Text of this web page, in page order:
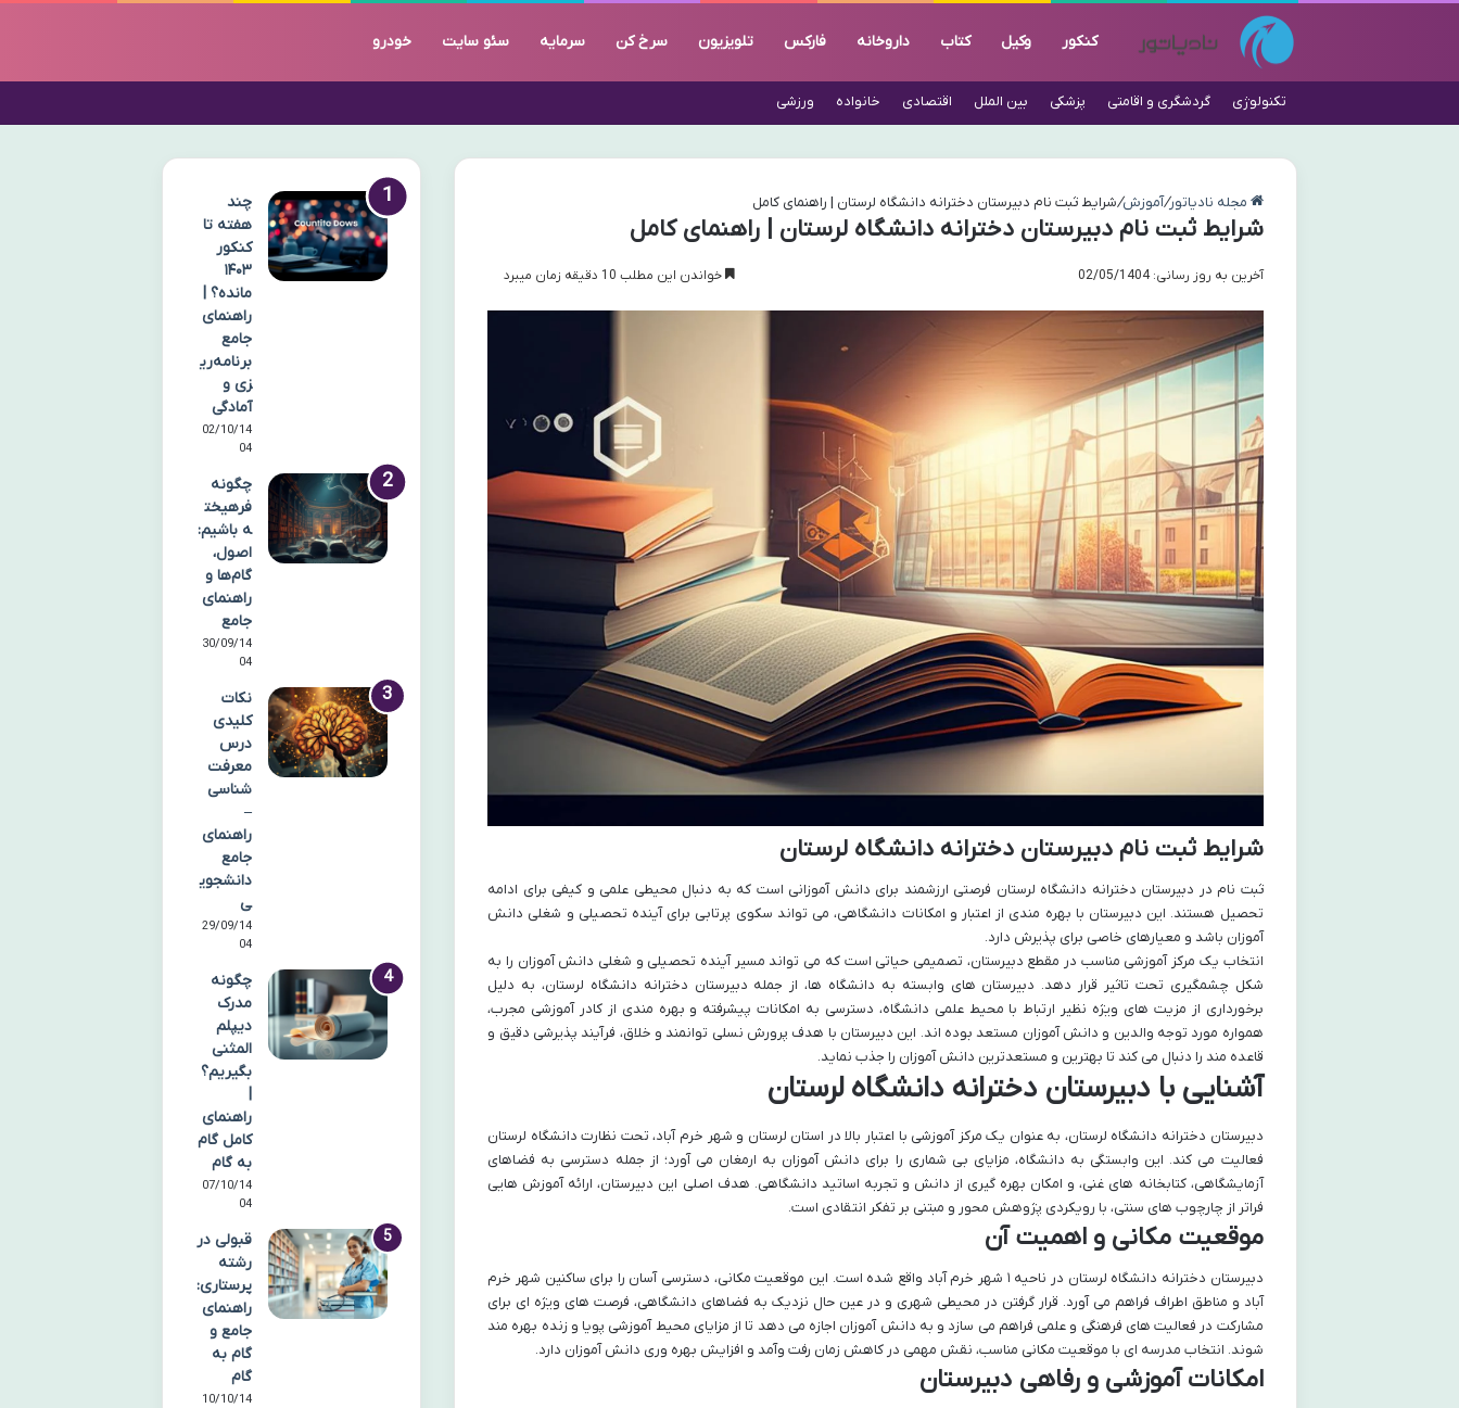
کنکور وکیل کتاب داروخانه فارکس تلویزیون سرخ کن سرمایه سئو سایت خودرو
تکنولوژی گردشگری و اقامتی پزشکی بین الملل اقتصادی خانواده ورزشی
مجله نادیاتور/آموزش/شرایط ثبت نام دبیرستان دخترانه دانشگاه لرستان | راهنمای کامل
شرایط ثبت نام دبیرستان دخترانه دانشگاه لرستان | راهنمای کامل
آخرین به روز رسانی: 02/05/1404 خواندن این مطلب 10 دقیقه زمان میبرد
شرایط ثبت نام دبیرستان دخترانه دانشگاه لرستان
ثبت نام در دبیرستان دخترانه دانشگاه لرستان فرصتی ارزشمند برای دانش آموزانی است که به دنبال محیطی علمی و کیفی برای ادامه
تحصیل هستند. این دبیرستان با بهره مندی از اعتبار و امکانات دانشگاهی، می تواند سکوی پرتابی برای آینده تحصیلی و شغلی دانش
آموزان باشد و معیارهای خاصی برای پذیرش دارد.
انتخاب یک مرکز آموزشی مناسب در مقطع دبیرستان، تصمیمی حیاتی است که می تواند مسیر آینده تحصیلی و شغلی دانش آموزان را به
شکل چشمگیری تحت تاثیر قرار دهد. دبیرستان های وابسته به دانشگاه ها، از جمله دبیرستان دخترانه دانشگاه لرستان، به دلیل
برخورداری از مزیت های ویژه نظیر ارتباط با محیط علمی دانشگاه، دسترسی به امکانات پیشرفته و بهره مندی از کادر آموزشی مجرب،
همواره مورد توجه والدین و دانش آموزان مستعد بوده اند. این دبیرستان با هدف پرورش نسلی توانمند و خلاق، فرآیند پذیرشی دقیق و
قاعده مند را دنبال می کند تا بهترین و مستعدترین دانش آموزان را جذب نماید.
آشنایی با دبیرستان دخترانه دانشگاه لرستان
دبیرستان دخترانه دانشگاه لرستان، به عنوان یک مرکز آموزشی با اعتبار بالا در استان لرستان و شهر خرم آباد، تحت نظارت دانشگاه لرستان
فعالیت می کند. این وابستگی به دانشگاه، مزایای بی شماری را برای دانش آموزان به ارمغان می آورد؛ از جمله دسترسی به فضاهای
آزمایشگاهی، کتابخانه های غنی، و امکان بهره گیری از دانش و تجربه اساتید دانشگاهی. هدف اصلی این دبیرستان، ارائه آموزش هایی
فراتر از چارچوب های سنتی، با رویکردی پژوهش محور و مبتنی بر تفکر انتقادی است.
موقعیت مکانی و اهمیت آن
دبیرستان دخترانه دانشگاه لرستان در ناحیه ۱ شهر خرم آباد واقع شده است. این موقعیت مکانی، دسترسی آسان را برای ساکنین شهر خرم
آباد و مناطق اطراف فراهم می آورد. قرار گرفتن در محیطی شهری و در عین حال نزدیک به فضاهای دانشگاهی، فرصت های ویژه ای برای
مشارکت در فعالیت های فرهنگی و علمی فراهم می سازد و به دانش آموزان اجازه می دهد تا از مزایای محیط آموزشی پویا و زنده بهره مند
شوند. انتخاب مدرسه ای با موقعیت مکانی مناسب، نقش مهمی در کاهش زمان رفت وآمد و افزایش بهره وری دانش آموزان دارد.
امکانات آموزشی و رفاهی دبیرستان
چند
هفته تا
کنکور
۱۴۰۳
مانده؟ |
راهنمای
جامع
برنامه‌ری
زی و
آمادگی
02/10/14
04
چگونه
فرهیخت
ه باشیم:
اصول،
گام‌ها و
راهنمای
جامع
30/09/14
04
نکات
کلیدی
درس
معرفت
شناسی
–
راهنمای
جامع
دانشجوی
ی
29/09/14
04
چگونه
مدرک
دیپلم
المثنی
بگیریم؟
|
راهنمای
کامل گام
به گام
07/10/14
04
قبولی در
رشته
پرستاری:
راهنمای
جامع و
گام به
گام
10/10/14